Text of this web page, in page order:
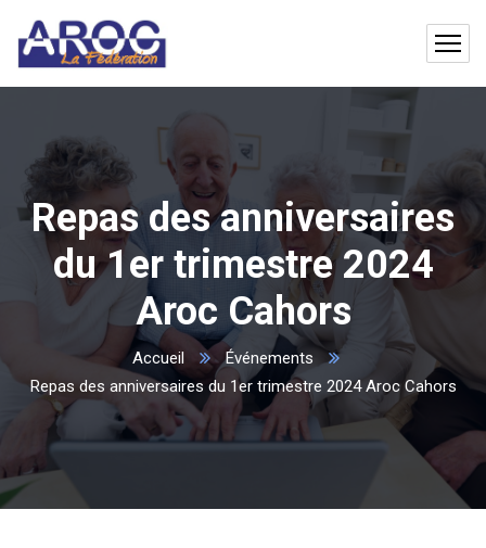
Repas des anniversaires
du 1er trimestre 2024
Aroc Cahors
Accueil
Événements
Repas des anniversaires du 1er trimestre 2024 Aroc Cahors